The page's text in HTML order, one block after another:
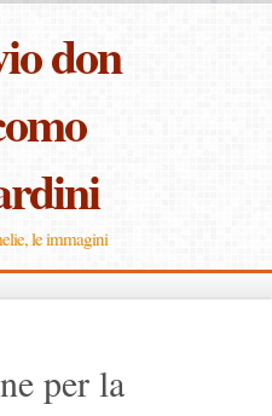
don
le immagini
per la